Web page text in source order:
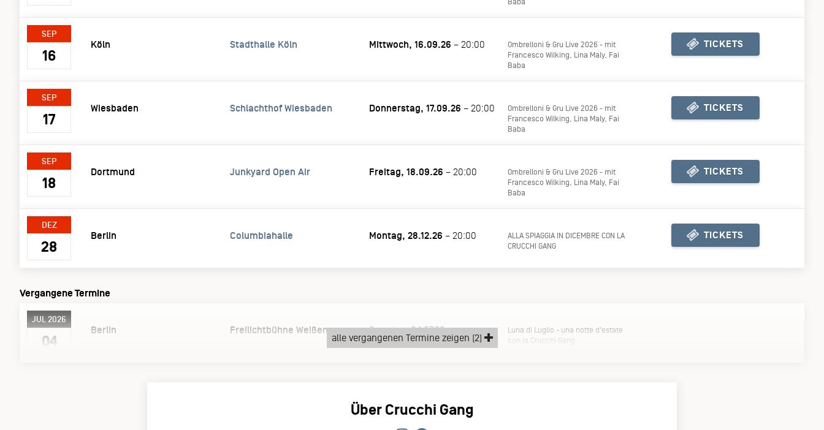
SEP
16
Köln Stadthalle Köln Mittwoch, 16.09.26 – 20:00
Ombrelloni & Gru Live 2026 - mit
Francesco Wilking, Lina Maly, Fai
Baba
TICKETS
SEP
17
Wiesbaden Schlachthof Wiesbaden Donnerstag, 17.09.26 – 20:00
Ombrelloni & Gru Live 2026 - mit
Francesco Wilking, Lina Maly, Fai
Baba
TICKETS
SEP
18
Dortmund Junkyard Open Air Freitag, 18.09.26 – 20:00
Ombrelloni & Gru Live 2026 - mit
Francesco Wilking, Lina Maly, Fai
Baba
TICKETS
DEZ
28
Berlin Columbiahalle Montag, 28.12.26 – 20:00
ALLA SPIAGGIA IN DICEMBRE CON LA
CRUCCHI GANG
TICKETS
Vergangene Termine
JUL 2026
04
Berlin Freilichtbühne Weißensee Samstag, 04.07.26
Luna di Luglio - una notte d'estate
con la Crucchi Gang
alle vergangenen Termine zeigen (2)
Über Crucchi Gang